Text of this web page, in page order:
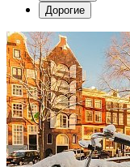
Дорогие